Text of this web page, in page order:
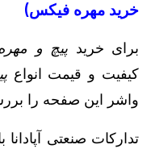
خرید مهره فیکس)
برای خرید پیچ و
کیفیت و قیمت انواع
واشر این صفحه را
تدارکات صنعتی